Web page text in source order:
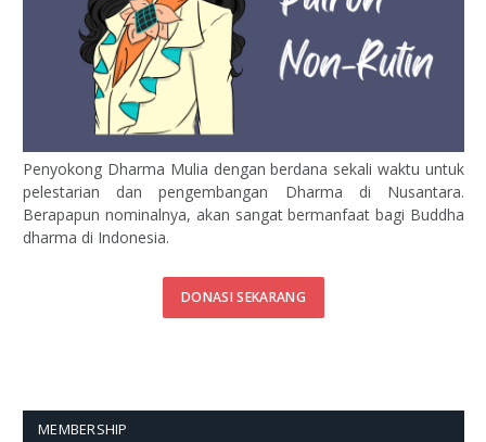
Penyokong Dharma Mulia dengan berdana sekali waktu untuk
pelestarian dan pengembangan Dharma di Nusantara.
Berapapun nominalnya, akan sangat bermanfaat bagi Buddha
dharma di Indonesia.
DONASI SEKARANG
MEMBERSHIP